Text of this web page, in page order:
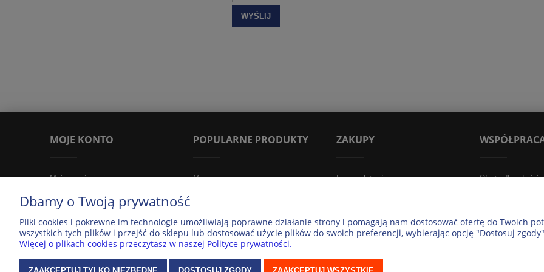
WYŚLIJ
MOJE KONTO
Moje zamówienia
Ustawienia konta
Przechowalnia
Ustawienia plików cookies
POPULARNE PRODUKTY
Mapy
Mapa Europy
ZAKUPY
Formy płatności
Regulamin
Oferta dla
© 2026 ExpressMap
Dbamy o Twoją prywatność
Pliki cookies i pokrewne im technologie umożliwiają poprawne działanie strony i pomagają nam dostosować ofertę do Twoich
wszystkich tych plików i przejść do sklepu lub dostosować użycie plików do swoich preferencji, wybierając opcję "Dostosuj
Więcej o plikach cookies przeczytasz w naszej Polityce prywatności.